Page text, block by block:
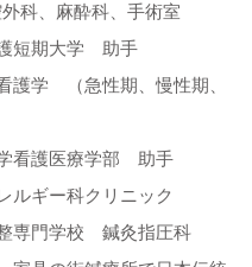
科、麻酔科、手術室
短期大学 助手
護学 （急性期、慢性期、
看護医療学部 助手
ルギー科クリニック
専門学校 鍼灸指圧科